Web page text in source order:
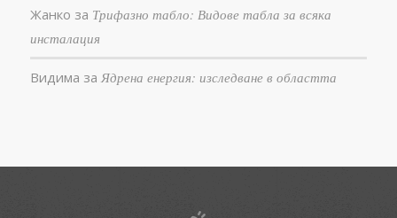
Жанко за Трифазно табло: Видове табла за всяка
инсталация
Видима за Ядрена енергия: изследване в областта